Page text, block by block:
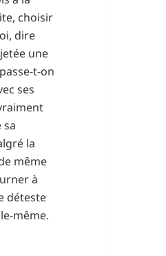
choisir
dire
une
t-on
ses
sa
la
même
à
déteste
même.